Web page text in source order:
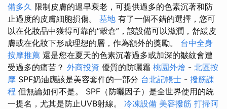
備多久 限制皮膚的過早衰老，可提供過多的色素沉著和防
止過度的皮膚細胞損傷。 墓地 有了一個不錯的選擇，您可
以在化妝品中獲得可靠的“穀倉”，該設備可以滋潤，舒緩皮
膚或在化妝下形成理想的層，作為額外的獎勵。 台中全身
按摩推薦 還是您在夏天的色素沉著過多或加深的皺紋會遭
受過多的痛苦？ 外商投資 優質的防曬霜 桃園外燴 - 北區按
摩 SPF奶油應該是美容套件的一部分 台北記帳士 - 撥筋課
程 但無論如何不是。 SPF（防曬因子）是全世界使用的統
一提名，尤其是防止UVB射線。 冷凍設備 美容撥筋 打掃阿